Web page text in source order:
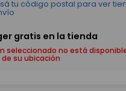
seleccionado no está
de su ubicación